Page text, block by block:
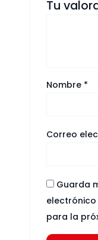
Tu
Nombre *
Correo
Guarda
para la